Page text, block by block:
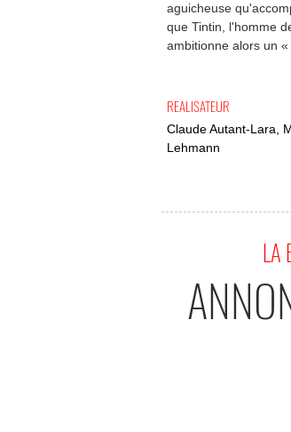
aguicheuse
que Tintin, l'homme
ambitionne alors un
REALISATEUR
Claude Autant-Lara,
Lehmann
LA